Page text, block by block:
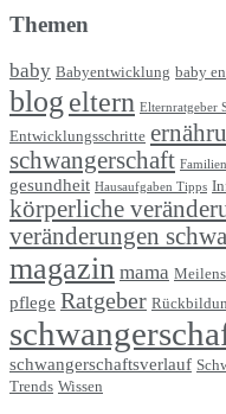
Themen
baby Babyentwicklung baby
blog eltern Elternratgeber
Entwicklungsschritte
schwangerschaft
gesundheit Hausaufgaben Tipps
körperliche
veränderungen
magazin mama
pflege Ratgeber
schwangerschaftsverlauf
Trends Wissen